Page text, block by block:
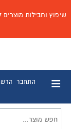
שיפוץ וחבילות מוצרים
התחבר